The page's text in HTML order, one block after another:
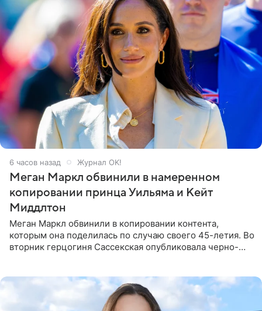
6 часов назад Журнал OK!
Меган Маркл обвинили в намеренном
копировании принца Уильяма и Кейт
Миддлтон
Меган Маркл обвинили в копировании контента,
которым она поделилась по случаю своего 45-летия. Во
вторник герцогиня Сассекская опубликовала черно-